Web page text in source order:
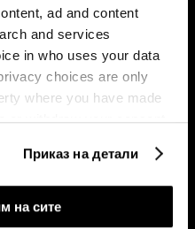
ad and content
and services
in who uses your data
choices are only
where you have made
or withdraw your consent
to:
Приказ на детали
на сите
Последната карта на Иран:
целосно да се вклучат во
војната